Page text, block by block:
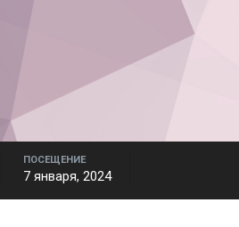
ПОСЕЩЕНИЕ
7 января, 2024